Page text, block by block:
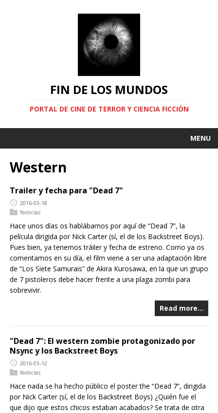
FIN DE LOS MUNDOS
PORTAL DE CINE DE TERROR Y CIENCIA FICCIÓN
MENU
Western
Trailer y fecha para "Dead 7"
2016-03-18
Noticias
Hace unos días os hablábamos por aquí de “Dead 7”, la
película dirigida por Nick Carter (sí, el de los Backstreet Boys).
Pues bien, ya tenemos tráiler y fecha de estreno. Como ya os
comentamos en su día, el film viene a ser una adaptación libre
de “Los Siete Samurais” de Akira Kurosawa, en la que un grupo
de 7 pistoleros debe hacer frente a una plaga zombi para
sobrevivir.
Read more…
"Dead 7": El western zombie protagonizado por
Nsync y los Backstreet Boys
2016-03-12
Noticias
Hace nada se ha hecho público el poster the “Dead 7”, dirigida
por Nick Carter (sí, el de los Backstreet Boys) ¿Quién fue el
que dijo que estos chicos estaban acabados? Se trata de otra